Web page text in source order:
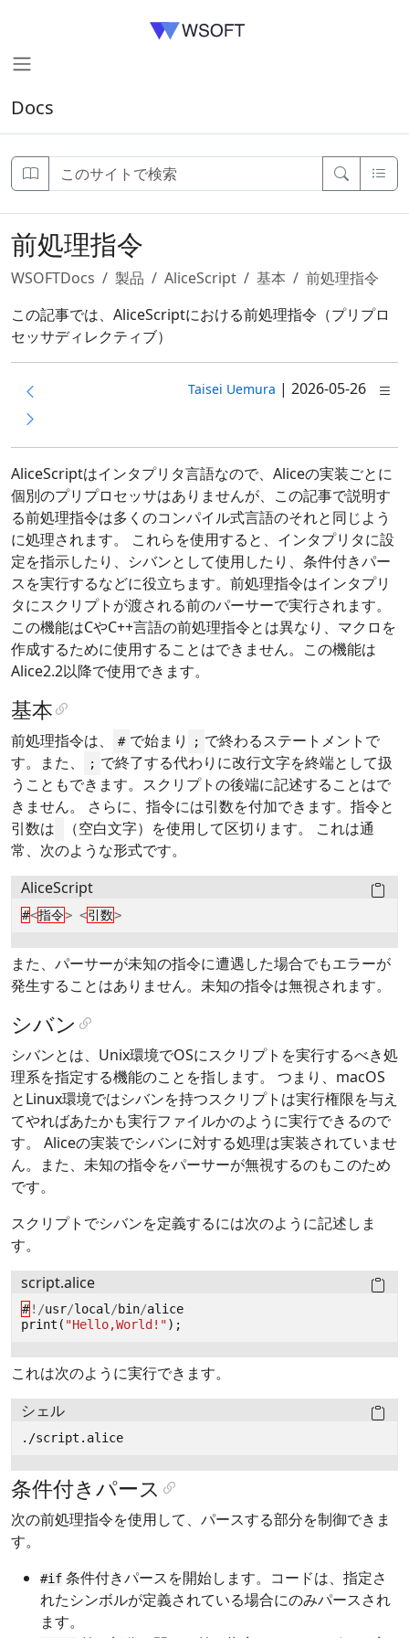
Docs
前処理指令
WSOFTDocs 製品 AliceScript 基本
前処理指令
この記事では、AliceScriptにおける前処理指令（プリプロ
セッサディレクティブ）
Taisei Uemura | 2026-05-26
AliceScriptはインタプリタ言語なので、Aliceの実装ごとに
個別のプリプロセッサはありませんが、この記事で説明す
る前処理指令は多くのコンパイル式言語のそれと同じよう
に処理されます。 これらを使用すると、インタプリタに設
定を指示したり、シバンとして使用したり、条件付きパー
スを実行するなどに役立ちます。前処理指令はインタプリ
タにスクリプトが渡される前のパーサーで実行されます。
この機能はCやC++言語の前処理指令とは異なり、マクロを
作成するために使用することはできません。この機能は
Alice2.2以降で使用できます。
基本
前処理指令は、 # で始まり ; で終わるステートメントで
す。また、
; で終了する代わりに改行文字を終端として扱
うこともできます。スクリプトの後端に記述することはで
きません。 さらに、指令には引数を付加できます。指令と
引数は
（空白文字）を使用して区切ります。 これは通
常、次のような形式です。
AliceScript
#<指令> <引数>
また、パーサーが未知の指令に遭遇した場合でもエラーが
発生することはありません。未知の指令は無視されます。
シバン
シバンとは、Unix環境でOSにスクリプトを実行するべき処
理系を指定する機能のことを指します。 つまり、macOS
とLinux環境ではシバンを持つスクリプトは実行権限を与え
てやればあたかも実行ファイルかのように実行できるので
す。 Aliceの実装でシバンに対する処理は実装されていませ
ん。また、未知の指令をパーサーが無視するのもこのため
です。
スクリプトでシバンを定義するには次のように記述しま
す。
script.alice
# !/usr/local/bin/alice
print ( "Hello,World!");
これは次のように実行できます。
シェル
条件付きパース
次の前処理指令を使用して、パースする部分を制御できま
す。
#if 条件付きパースを開始します。コードは、指定さ
れたシンボルが定義されている場合にのみパースされ
ます。